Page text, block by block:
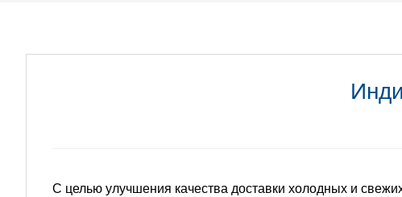
С целью улучшения качества доставки холодных и